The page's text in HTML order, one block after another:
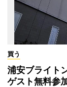
買う
浦安ブライト
ゲスト無料参